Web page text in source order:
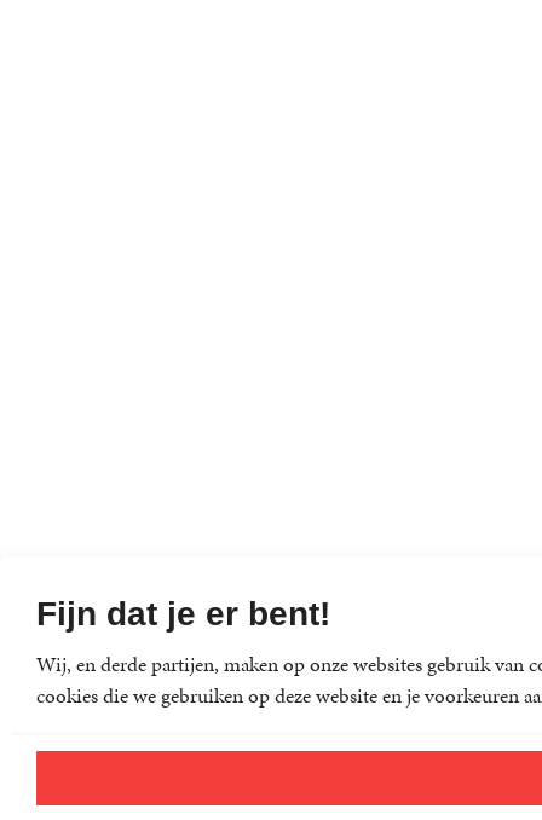
Fijn dat je er bent!
Wij, en derde partijen, maken op onze websites gebruik van
cookies die we gebruiken op deze website en je voorkeuren